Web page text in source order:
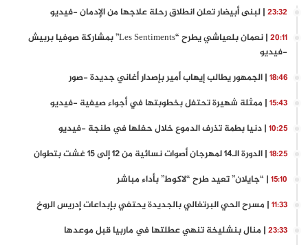
23:32 | لبنى أبيضار تعلن انطلاق رحلة علاجها من الإدمان -فيديو
20:11
| نعمان بلعياشي يطرح “Les Sentiments” بمشاركة صوفيا بربيش
-فيديو
18:46 | الجمهور يطالب إيهاب أمير بإصدار أغاني جديدة -صور
15:43 | ممثلة شهيرة تحتفل بخطوبتها في أجواء صيفية -فيديو
10:25 | دنيا بطمة تذرف الدموع خلال حفلها في طنجة -فيديو
18:25 | الدورة الـ14 لمهرجان أصوات نسائية من 12 إلى 15 غشت بتطوان
15:10 | “جايلان” تعيد طرح “لاكوط” بأداء مباشر
11:33 | مسرح الحي البرتغالي بالجديدة يحتفي بإبداعات إدريس الروخ
23:33 | منال بنشليخة تنهي عطلتها في ماربيا قبل موعدها